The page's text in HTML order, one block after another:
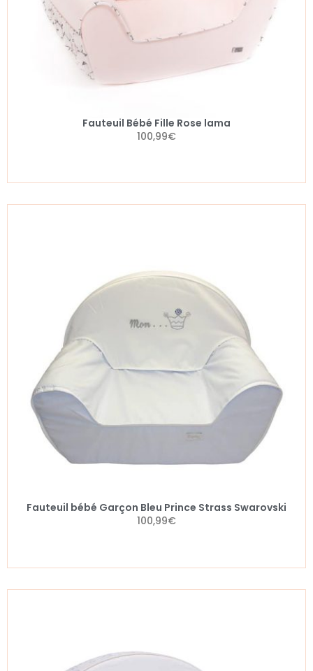
Fauteuil Bébé Fille Rose lama
100,99€
Fauteuil bébé Garçon Bleu Prince Strass Swarovski
100,99€